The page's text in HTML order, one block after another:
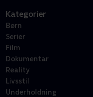
Kategorier
Børn
Serier
Film
Dokumentar
Reality
Livsstil
Underholdning